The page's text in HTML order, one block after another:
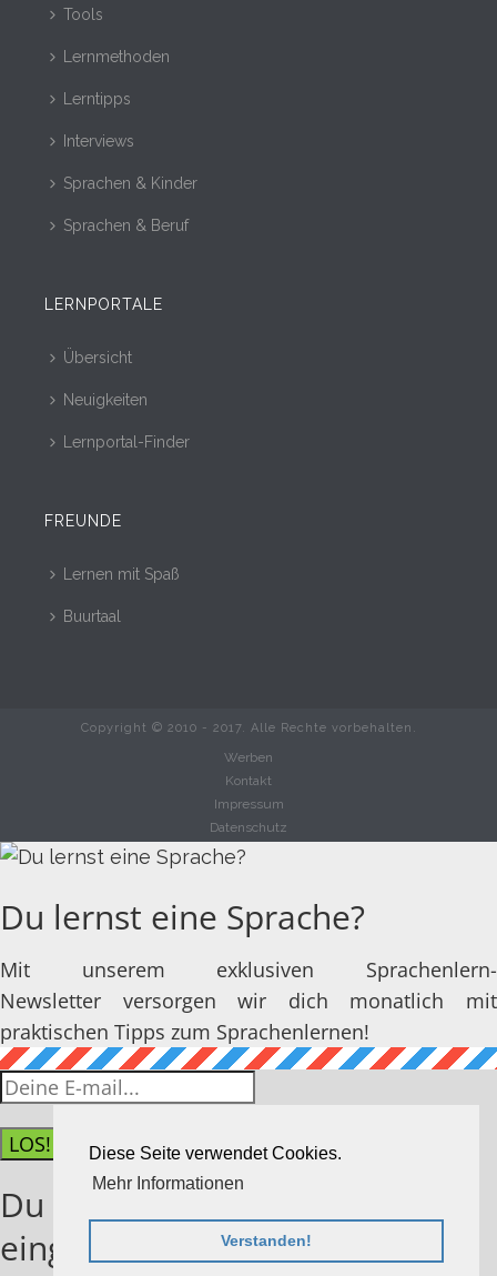
Diese Seite verwendet Cookies.
Mehr Informationen
Verstanden!
Tools
Lernmethoden
Lerntipps
Interviews
Sprachen & Kinder
Sprachen & Beruf
LERNPORTALE
Übersicht
Neuigkeiten
Lernportal-Finder
FREUNDE
Lernen mit Spaß
Buurtaal
Copyright © 2010 - 2017. Alle Rechte vorbehalten.
Werben
Kontakt
Impressum
Datenschutz
Du lernst eine Sprache?
Mit unserem exklusiven Sprachenlern-
Newsletter versorgen wir dich monatlich mit
praktischen Tipps zum Sprachenlernen!
LOS!
Du hast dich erfolgreich
eingetragen!